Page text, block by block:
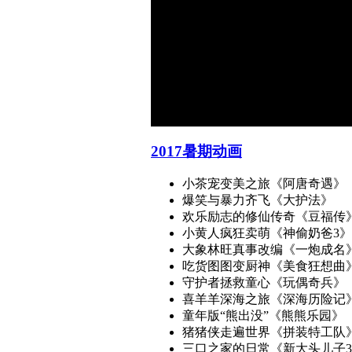
2017暑期动画
小茶宠变美之旅 《阿唐奇遇》
爆笑与暴力齐飞 《大护法》
欢乐励志的修仙传奇 《豆福传》
小黄人疯狂卖萌 《神偷奶爸3》
大象林旺真事改编 《一炮成名》
吃货图图变厨神 《美食狂想曲》
守护者拯救童心 《玩偶奇兵》
喜羊羊深海之旅 《深海历险记》
童年版“熊出没” 《熊熊乐园》
猪猪侠走遍世界 《拼装特工队》
三口之家的日常
《新大头儿子3